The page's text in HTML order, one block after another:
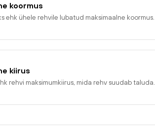
koormus
ehk ühele rehvile lubatud maksimaalne koormus.
kiirus
rehvi maksimumkiirus, mida rehv suudab taluda.